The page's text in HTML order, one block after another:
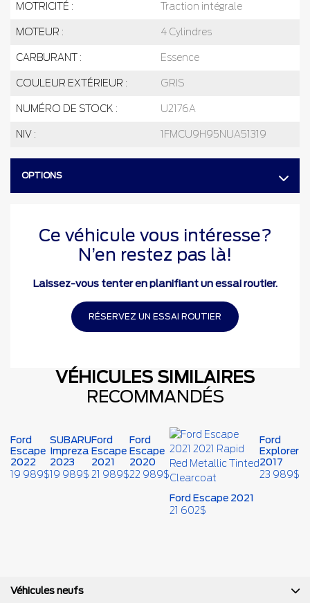
MOTRICITÉ : Traction intégrale
MOTEUR : 4 Cylindres
CARBURANT : Essence
COULEUR EXTÉRIEUR : GRIS
NUMÉRO DE STOCK : U2176A
NIV : 1FMCU9H95NUA51319
OPTIONS
Ce véhicule vous intéresse?
N’en restez pas là!
Laissez-vous tenter en planifiant un essai routier.
RÉSERVEZ UN ESSAI ROUTIER
VÉHICULES SIMILAIRES
RECOMMANDÉS
Ford
Escape
2022
19 989$
SUBARU
Impreza
2023
19 989$
Ford
Escape
2021
21 989$
Ford
Escape
2020
22 989$
Ford Escape 2021
21 602$
Ford
Explorer
2017
23 989$
Véhicules neufs